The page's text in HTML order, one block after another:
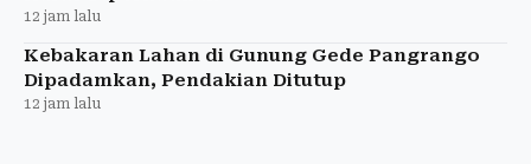
12 jam lalu
Kebakaran Lahan di Gunung Gede Pangrango
Dipadamkan, Pendakian Ditutup
12 jam lalu